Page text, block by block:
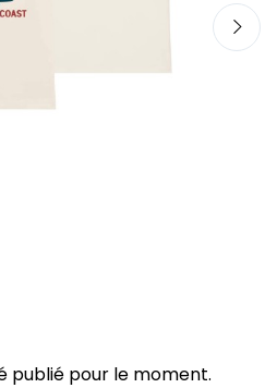
publié pour le moment.